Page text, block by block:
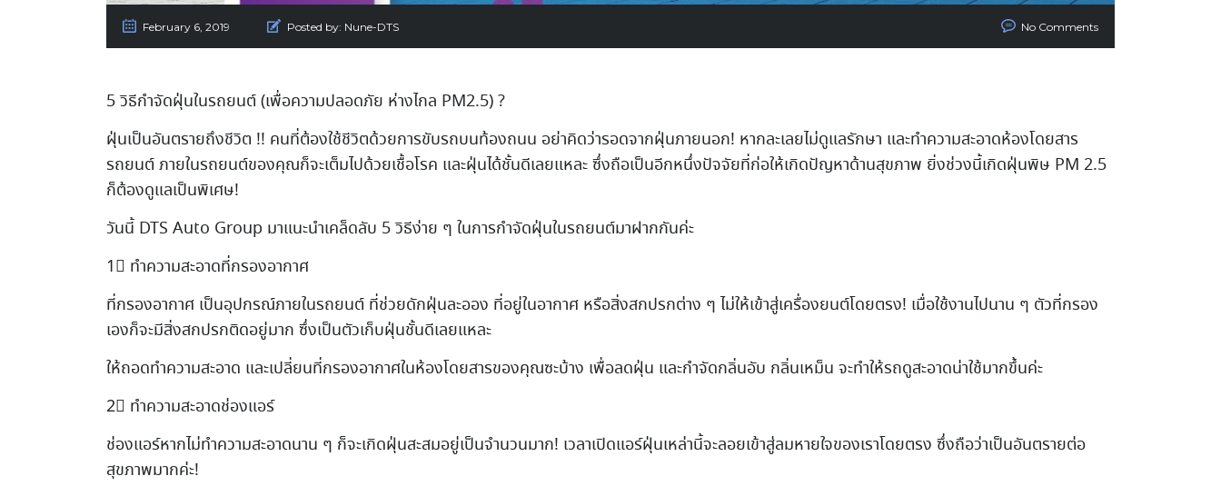
February 6, 2019 Posted by: Nune-DTS No Comments
5 วิธีกำจัดฝุ่นในรถยนต์ (เพื่อความปลอดภัย ห่างไกล PM2.5) ?
ฝุ่นเป็นอันตรายถึงชีวิต !! คนที่ต้องใช้ชีวิตด้วยการขับรถบนท้องถนน อย่าคิดว่ารอดจากฝุ่นภายนอก! หากละเลยไม่ดูแลรักษา และทำความสะอาดห้องโดยสาร
รถยนต์ ภายในรถยนต์ของคุณก็จะเต็มไปด้วยเชื้อโรค และฝุ่นได้ชั้นดีเลยแหละ ซึ่งถือเป็นอีกหนึ่งปัจจัยที่ก่อให้เกิดปัญหาด้านสุขภาพ ยิ่งช่วงนี้เกิดฝุ่นพิษ PM 2.5
ก็ต้องดูแลเป็นพิเศษ!
วันนี้ DTS Auto Group มาแนะนำเคล็ดลับ 5 วิธีง่าย ๆ ในการกำจัดฝุ่นในรถยนต์มาฝากกันค่ะ
1⃣ ทำความสะอาดที่กรองอากาศ
ที่กรองอากาศ เป็นอุปกรณ์ภายในรถยนต์ ที่ช่วยดักฝุ่นละออง ที่อยู่ในอากาศ หรือสิ่งสกปรกต่าง ๆ ไม่ให้เข้าสู่เครื่องยนต์โดยตรง! เมื่อใช้งานไปนาน ๆ ตัวที่กรอง
เองก็จะมีสิ่งสกปรกติดอยู่มาก ซึ่งเป็นตัวเก็บฝุ่นชั้นดีเลยแหละ
ให้ถอดทำความสะอาด และเปลี่ยนที่กรองอากาศในห้องโดยสารของคุณซะบ้าง เพื่อลดฝุ่น และกำจัดกลิ่นอับ กลิ่นเหม็น จะทำให้รถดูสะอาดน่าใช้มากขึ้นค่ะ
2⃣ ทำความสะอาดช่องแอร์
ช่องแอร์หากไม่ทำความสะอาดนาน ๆ ก็จะเกิดฝุ่นสะสมอยู่เป็นจำนวนมาก! เวลาเปิดแอร์ฝุ่นเหล่านี้จะลอยเข้าสู่ลมหายใจของเราโดยตรง ซึ่งถือว่าเป็นอันตรายต่อ
สุขภาพมากค่ะ!